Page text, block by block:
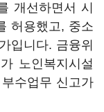
개선하면서 시
허용했고, 중소
입니다. 금융위
노인복지시설
수업무 신고가